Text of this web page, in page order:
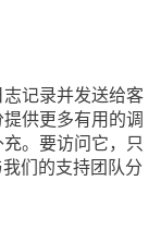
记录并发送给客
供更多有用的调
。要访问它，只
们的支持团队分